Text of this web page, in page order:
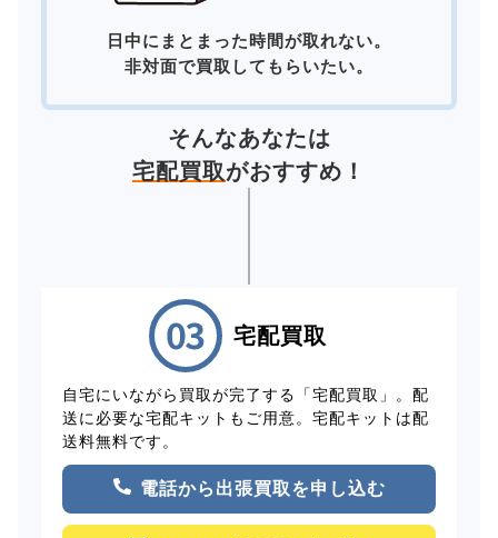
日中にまとまった時間が取れない。
非対面で買取してもらいたい。
そんなあなたは
宅配買取がおすすめ！
宅配買取
自宅にいながら買取が完了する「宅配買取」。配
送に必要な宅配キットもご用意。宅配キットは配
送料無料です。
電話から出張買取を申し込む